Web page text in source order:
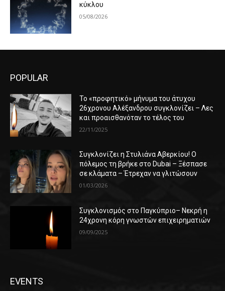
κύκλου
05/08/2026
POPULAR
Το «προφητικό» μήνυμα του άτυχου
26χρονου Αλέξανδρου συγκλονίζει – Λες
και προαισθανόταν το τέλος του
22/11/2025
Συγκλονίζει η Στυλιάνα Αβερκίου! Ο
πόλεμος τη βρήκε στο Dubai – Ξέσπασε
σε κλάματα – Έτρεχαν να γλιτώσουν
01/03/2026
Συγκλονισμός στο Παγκύπριο– Νεκρή η
24χρονη κόρη γνωστών επιχειρηματιών
09/09/2025
EVENTS